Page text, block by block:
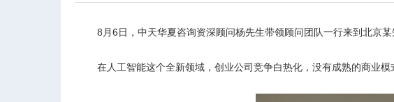
8 月6日，中天华夏咨询资深顾问杨先生带领顾问团队一行来到北京
在人工智能这个全新领域，创业公司竞争白热化，没有成熟的商业